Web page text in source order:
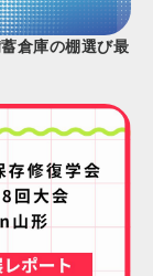
倉庫の棚選び最